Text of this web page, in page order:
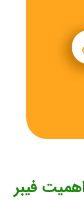
فیبر